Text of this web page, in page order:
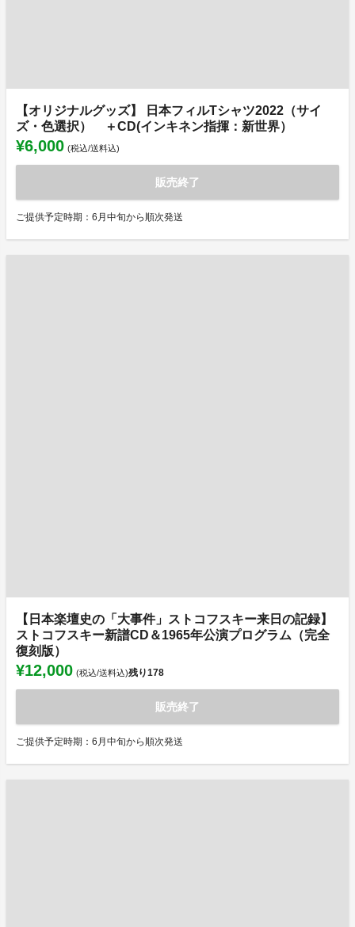
【オリジナルグッズ】 日本フィルTシャツ2022（サイ
ズ・色選択） ＋CD(インキネン指揮：新世界）
¥6,000 (税込/送料込)
販売終了
ご提供予定時期：6月中旬から順次発送
【日本楽壇史の「大事件」ストコフスキー来日の記録】
ストコフスキー新譜CD＆1965年公演プログラム（完全
復刻版）
¥12,000 (税込/送料込)残り178
販売終了
ご提供予定時期：6月中旬から順次発送